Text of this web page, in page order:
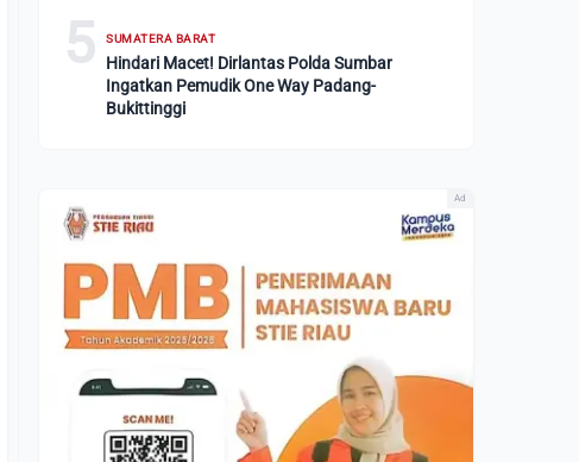
5 SUMATERA BARAT
Hindari Macet! Dirlantas Polda Sumbar
Ingatkan Pemudik One Way Padang-
Bukittinggi
Ad